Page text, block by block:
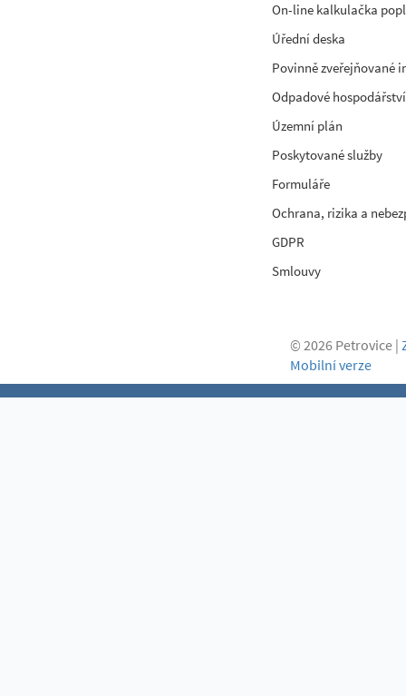
On-line kalkulačka
Úřední deska
Povinně zveřejňované
Odpadové hospodářství
Územní plán
Poskytované služby
Formuláře
Ochrana, rizika a
GDPR
Smlouvy
© 2026 Petrovice |
Mobilní verze